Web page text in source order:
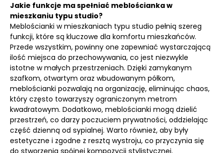
Jakie funkcje ma spełniać meblościanka w
mieszkaniu typu studio?
Meblościanki w mieszkaniach typu studio pełnią szereg
funkcji, które są kluczowe dla komfortu mieszkańców.
Przede wszystkim, powinny one zapewniać wystarczającą
ilość miejsca do przechowywania, co jest niezwykle
istotne w małych przestrzeniach. Dzięki zamykanym
szafkom, otwartym oraz wbudowanym półkom,
meblościanki pozwalają na organizację, eliminując chaos,
który często towarzyszy ograniczonym metrom
kwadratowym. Dodatkowo, meblościanki mogą dzielić
przestrzeń, co darzy poczuciem prywatności, oddzielając
część dzienną od sypialnej. Warto również, aby były
estetyczne i zgodne z resztą wystroju, co przyczynia się
do stworzenia spójnej kompozycji stylistycznej.